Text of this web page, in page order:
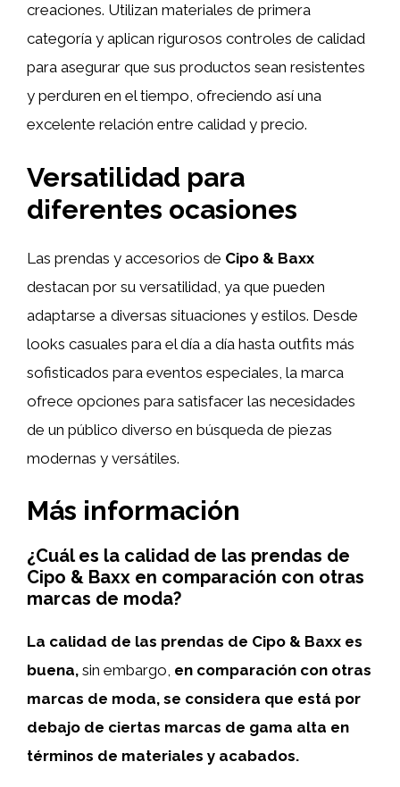
creaciones. Utilizan materiales de primera
categoría y aplican rigurosos controles de calidad
para asegurar que sus productos sean resistentes
y perduren en el tiempo, ofreciendo así una
excelente relación entre calidad y precio.
Versatilidad para
diferentes ocasiones
Las prendas y accesorios de Cipo & Baxx
destacan por su versatilidad, ya que pueden
adaptarse a diversas situaciones y estilos. Desde
looks casuales para el día a día hasta outfits más
sofisticados para eventos especiales, la marca
ofrece opciones para satisfacer las necesidades
de un público diverso en búsqueda de piezas
modernas y versátiles.
Más información
¿Cuál es la calidad de las prendas de
Cipo & Baxx en comparación con otras
marcas de moda?
La calidad de las prendas de Cipo & Baxx es
buena, sin embargo, en comparación con otras
marcas de moda, se considera que está por
debajo de ciertas marcas de gama alta en
términos de materiales y acabados.